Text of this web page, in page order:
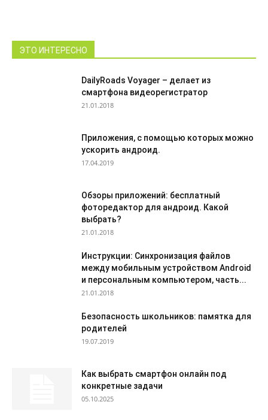
ЭТО ИНТЕРЕСНО
DailyRoads Voyager – делает из
смартфона видеорегистратор
21.01.2018
Приложения, с помощью которых можно
ускорить андроид.
17.04.2019
Обзоры приложений: бесплатный
фоторедактор для андроид. Какой
выбрать?
21.01.2018
Инструкции: Синхронизация файлов
между мобильным устройством Android
и персональным компьютером, часть...
21.01.2018
Безопасность школьников: памятка для
родителей
19.07.2019
Как выбрать смартфон онлайн под
конкретные задачи
05.10.2025